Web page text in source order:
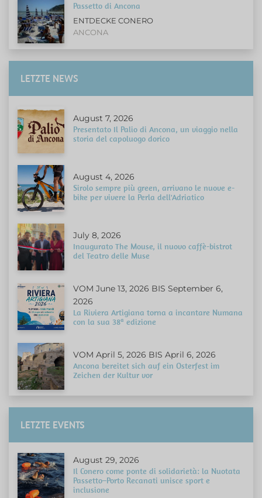
Passetto di Ancona
ENTDECKE CONERO
ANCONA
LETZTE NEWS
August 7, 2026
Presentato Il Palio di Ancona, un viaggio nella
storia del capoluogo dorico
August 4, 2026
Sirolo sempre più green, arrivano le nuove e-
bike per vivere la Perla dell'Adriatico
July 8, 2026
Inaugurato The Mouse, il nuovo caffè-bistrot
del Teatro delle Muse
VOM June 13, 2026 BIS September 6,
2026
La Riviera Artigiana torna a incantare Numana
con la sua 38ª edizione
VOM April 5, 2026 BIS April 6, 2026
Ancona bereitet sich auf ein Osterfest im
Zeichen der Kultur vor
LETZTE EVENTS
August 29, 2026
Il Conero come ponte di solidarietà: la Nuotata
Passetto–Porto Recanati unisce sport e
inclusione